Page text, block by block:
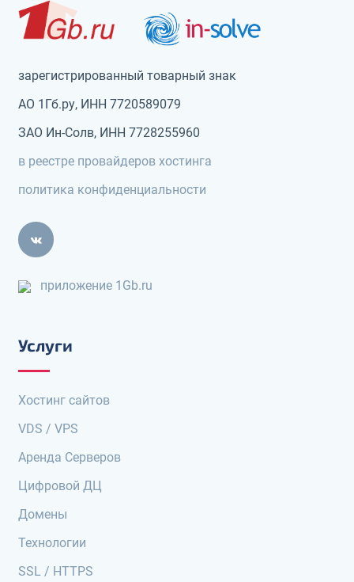
зарегистрированный товарный знак
АО 1Гб.ру, ИНН 7720589079
ЗАО Ин-Солв, ИНН 7728255960
в реестре провайдеров хостинга
политика конфиденциальности
приложение 1Gb.ru
Услуги
Хостинг сайтов
VDS / VPS
Аренда Серверов
Цифровой ДЦ
Домены
Технологии
SSL / HTTPS